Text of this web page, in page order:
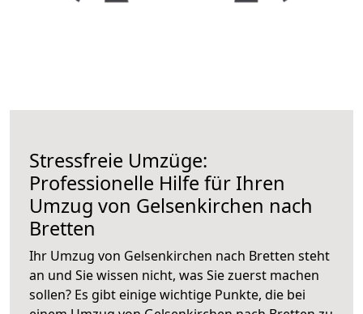
Stressfreie Umzüge:
Professionelle Hilfe für Ihren
Umzug von Gelsenkirchen nach
Bretten
Ihr Umzug von Gelsenkirchen nach Bretten steht
an und Sie wissen nicht, was Sie zuerst machen
sollen? Es gibt einige wichtige Punkte, die bei